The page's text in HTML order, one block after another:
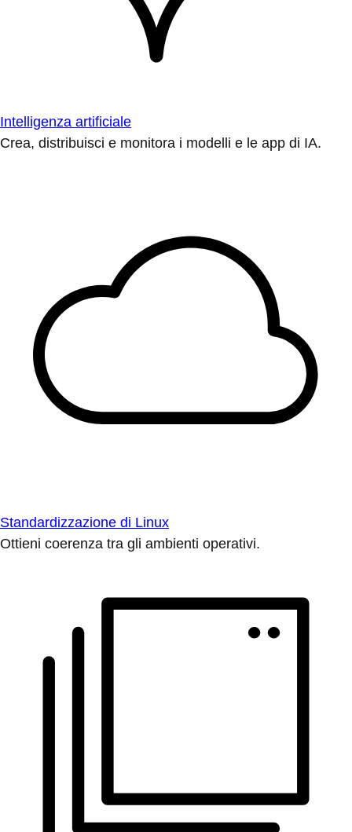
Intelligenza artificiale
Crea, distribuisci e monitora i modelli e le app di IA.
Standardizzazione di Linux
Ottieni coerenza tra gli ambienti operativi.